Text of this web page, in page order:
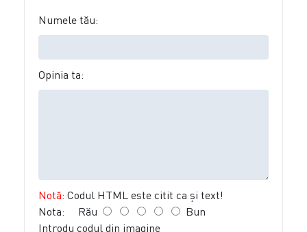
Numele tău:
Opinia ta:
Notă: Codul HTML este citit ca şi text!
Nota: Rău
Bun
Introdu codul din imagine